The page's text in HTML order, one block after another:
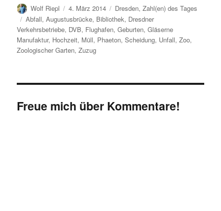
Autor
Wolf Riepl
Veröffentlicht
am
4. März 2014 Kategorien
Dresden,Zahl(en) des Tages
Schlagwörter
Abfall,Augustusbrücke, Bibliothek, Dresdner
Verkehrsbetriebe, DVB, Flughafen,Geburten,Gläserne
Manufaktur, Hochzeit, Müll, Phaeton,Scheidung, Unfall,Zoo,
Zoologischer Garten,Zuzug
Freue mich über Kommentare!